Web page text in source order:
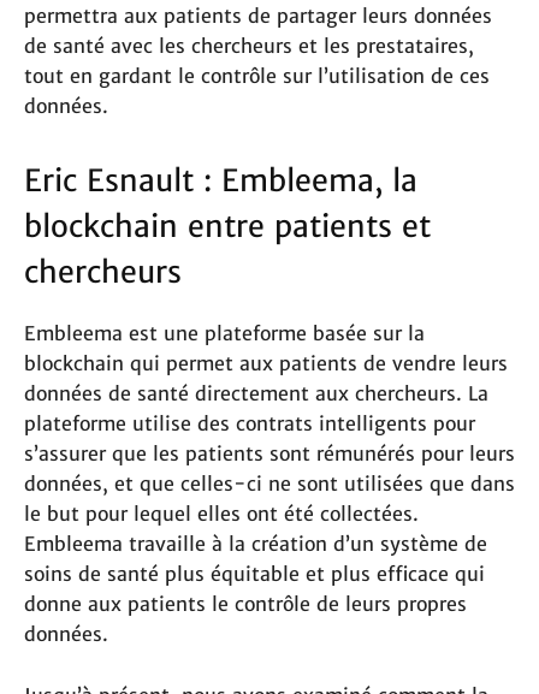
permettra aux patients de partager leurs données
de santé avec les chercheurs et les prestataires,
tout en gardant le contrôle sur l’utilisation de ces
données.
Eric Esnault : Embleema, la
blockchain entre patients et
chercheurs
Embleema est une plateforme basée sur la
blockchain qui permet aux patients de vendre leurs
données de santé directement aux chercheurs. La
plateforme utilise des contrats intelligents pour
s’assurer que les patients sont rémunérés pour leurs
données, et que celles-ci ne sont utilisées que dans
le but pour lequel elles ont été collectées.
Embleema travaille à la création d’un système de
soins de santé plus équitable et plus efficace qui
donne aux patients le contrôle de leurs propres
données.